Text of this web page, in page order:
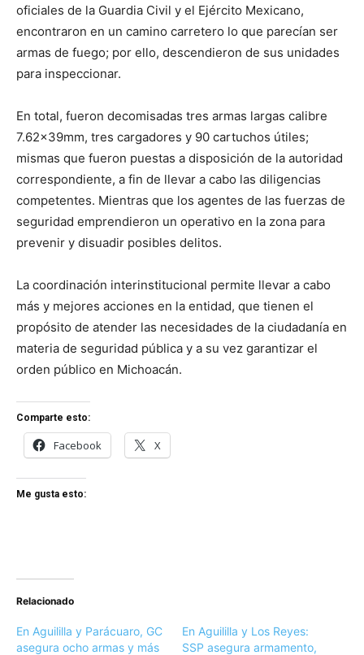
oficiales de la Guardia Civil y el Ejército Mexicano,
encontraron en un camino carretero lo que parecían ser
armas de fuego; por ello, descendieron de sus unidades
para inspeccionar.
En total, fueron decomisadas tres armas largas calibre
7.62x39mm, tres cargadores y 90 cartuchos útiles;
mismas que fueron puestas a disposición de la autoridad
correspondiente, a fin de llevar a cabo las diligencias
competentes. Mientras que los agentes de las fuerzas de
seguridad emprendieron un operativo en la zona para
prevenir y disuadir posibles delitos.
La coordinación interinstitucional permite llevar a cabo
más y mejores acciones en la entidad, que tienen el
propósito de atender las necesidades de la ciudadanía en
materia de seguridad pública y a su vez garantizar el
orden público en Michoacán.
Comparte esto:
Facebook X
Me gusta esto:
Relacionado
En Aguililla y Parácuaro, GC
asegura ocho armas y más
En Aguililla y Los Reyes:
SSP asegura armamento,